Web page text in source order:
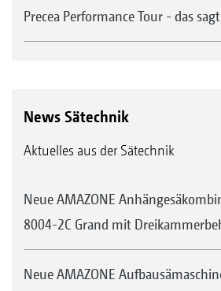
Precea Performance Tour - das
News Sätechnik
Aktuelles aus der Sätechnik
Neue AMAZONE
8004-2C Grand mit
Neue AMAZONE